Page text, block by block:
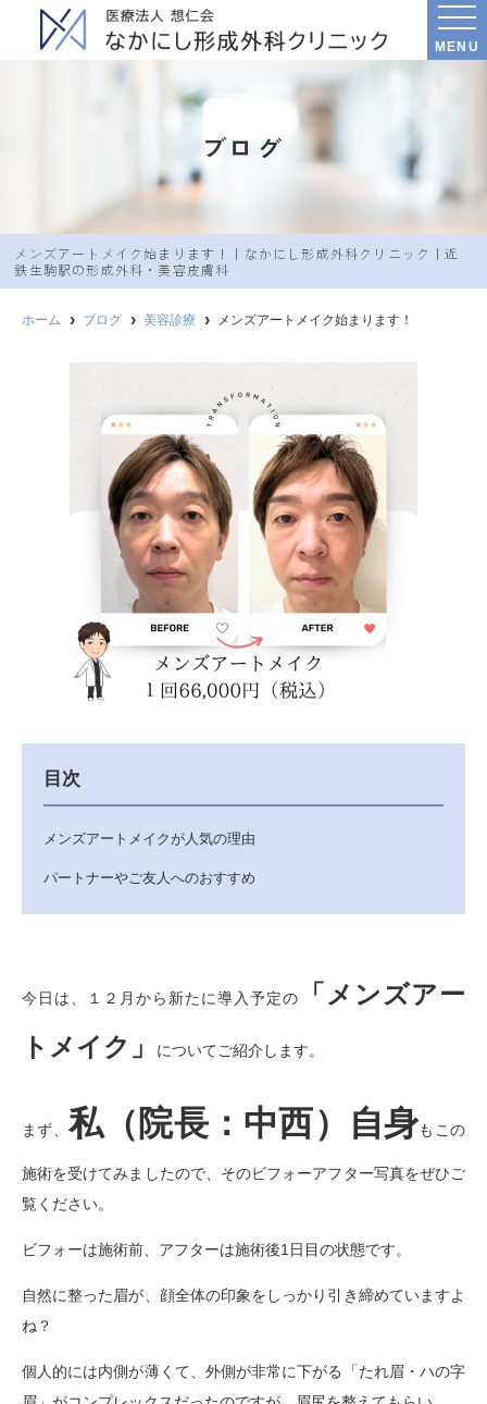
MENU
ブログ
メンズアートメイク始まります！｜なかにし︎形成外科クリニック｜近
鉄生駒駅の形成外科・美容皮膚科
ホーム ブログ 美容診療 メンズアートメイク始まります！
目次
メンズアートメイクが人気の理由
パートナーやご友人へのおすすめ
今日は、１２月から新たに導入予定の
「メンズアー
トメイク」
についてご紹介します。
まず、私（院長：中西）自身もこの
施術を受けてみましたので、そのビフォーアフター写真をぜひご
覧ください。
ビフォーは施術前、アフターは施術後1日目の状態です。
自然に整った眉が、顔全体の印象をしっかり引き締めていますよ
ね？
個人的には内側が薄くて、外側が非常に下がる「たれ眉・ハの字